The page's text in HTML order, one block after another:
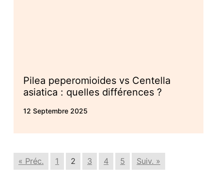
Pilea peperomioides vs Centella
asiatica : quelles différences ?
12 Septembre 2025
« Préc. 1 2 3 4 5 Suiv. »